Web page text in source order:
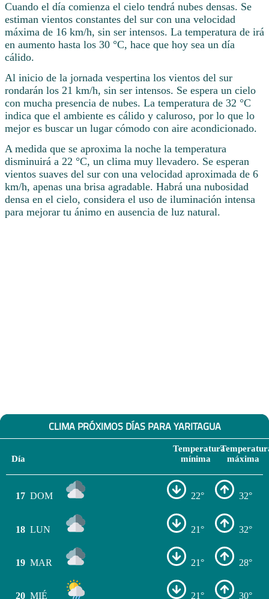
Cuando el día comienza el cielo tendrá nubes densas. Se
estiman vientos constantes del sur con una velocidad
máxima de 16 km/h, sin ser intensos. La temperatura de irá
en aumento hasta los 30 °C, hace que hoy sea un día
cálido.
Al inicio de la jornada vespertina los vientos del sur
rondarán los 21 km/h, sin ser intensos. Se espera un cielo
con mucha presencia de nubes. La temperatura de 32 °C
indica que el ambiente es cálido y caluroso, por lo que lo
mejor es buscar un lugar cómodo con aire acondicionado.
A medida que se aproxima la noche la temperatura
disminuirá a 22 °C, un clima muy llevadero. Se esperan
vientos suaves del sur con una velocidad aproximada de 6
km/h, apenas una brisa agradable. Habrá una nubosidad
densa en el cielo, considera el uso de iluminación intensa
para mejorar tu ánimo en ausencia de luz natural.
CLIMA PRÓXIMOS DÍAS PARA YARITAGUA
Día
Temperatura
mínima
máxima
17 DOM 22° 32°
18 LUN 21° 32°
19 MAR 21° 28°
20 MIÉ 21° 30°